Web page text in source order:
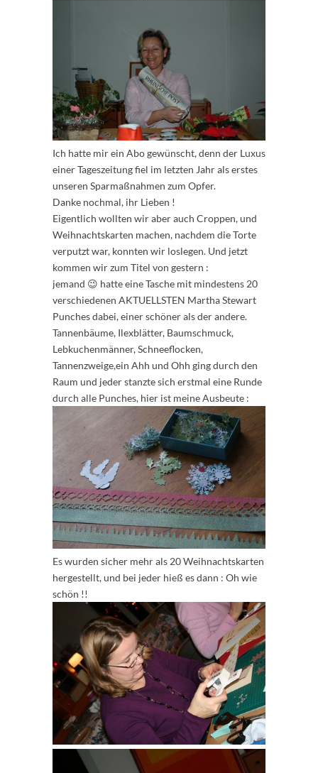
Ich hatte mir ein Abo gewünscht, denn der Luxus
einer Tageszeitung fiel im letzten Jahr als erstes
unseren Sparmaßnahmen zum Opfer.
Danke nochmal, ihr Lieben !
Eigentlich wollten wir aber auch Croppen, und
Weihnachtskarten machen, nachdem die Torte
verputzt war, konnten wir loslegen. Und jetzt
kommen wir zum Titel von gestern :
jemand 😉 hatte eine Tasche mit mindestens 20
verschiedenen AKTUELLSTEN Martha Stewart
Punches dabei, einer schöner als der andere.
Tannenbäume, Ilexblätter, Baumschmuck,
Lebkuchenmänner, Schneeflocken,
Tannenzweige,ein Ahh und Ohh ging durch den
Raum und jeder stanzte sich erstmal eine Runde
durch alle Punches, hier ist meine Ausbeute :
Es wurden sicher mehr als 20 Weihnachtskarten
hergestellt, und bei jeder hieß es dann : Oh wie
schön !!